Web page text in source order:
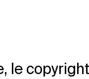
le